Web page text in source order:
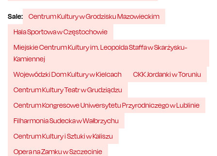
Sale:
Centrum Kultury w Grodzisku Mazowieckim
Hala Sportowa w Częstochowie
Miejskie Centrum Kultury im. Leopolda Staffa w Skarżysku-
Kamiennej
Wojewódzki Dom Kultury w Kielcach
CKK Jordanki w Toruniu
Centrum Kultury Teatr w Grudziądzu
Centrum Kongresowe Uniwersytetu Przyrodniczego w Lublinie
Filharmonia Sudecka w Wałbrzychu
Centrum Kultury i Sztuki w Kaliszu
Opera na Zamku w Szczecinie